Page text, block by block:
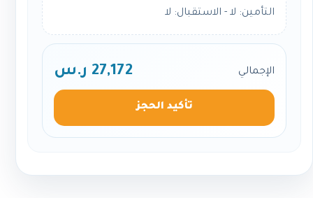
التأمين: لا - الاستقبال: لا
الإجمالي 27,172 ر.س
تأكيد الحجز